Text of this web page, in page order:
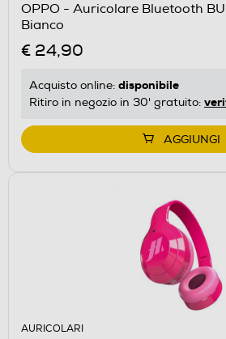
OPPO - Auricolare Bluetooth
Bianco
€ 24,90
Acquisto online: disponibile
Ritiro in negozio in 30' gratuito:
AGGIUNGI
AURICOLARI